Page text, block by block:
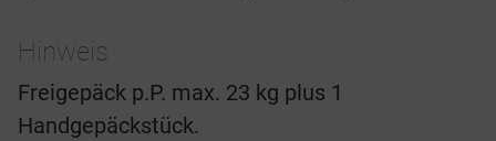
Hinweis
Freigepäck p.P. max. 23 kg plus 1
Handgepäckstück.